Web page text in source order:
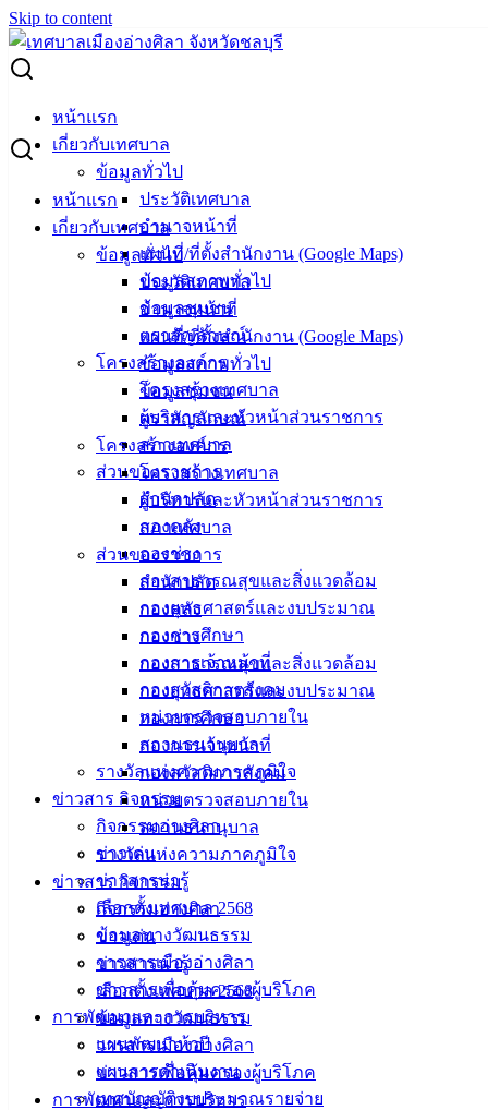
Skip to content
หน้าแรก
เกี่ยวกับเทศบาล
ข้อมูลทั่วไป
ประวัติเทศบาล
อำนาจหน้าที่
แผนที่/ที่ตั้งสำนักงาน (Google Maps)
ข้อมูลสภาพทั่วไป
ข้อมูลชุมชน
ตราสัญลักษณ์
โครงสร้างองค์กร
โครงสร้างเทศบาล
ผู้บริหารและหัวหน้าส่วนราชการ
สภาเทศบาล
ส่วนของราชการ
สำนักปลัด
กองคลัง
กองช่าง
กองสาธารณสุขและสิ่งแวดล้อม
กองยุทธศาสตร์และงบประมาณ
กองการศึกษา
กองการเจ้าหน้าที่
กองสวัสดิการสังคม
หน่วยตรวจสอบภายใน
สถานธนานุบาล
รางวัลแห่งความภาคภูมิใจ
ข่าวสาร กิจกรรม
กิจกรรมอ่างศิลา
ข่าวเด่น
ข่าวสารน่ารู้
เลือกตั้งเทศบาล 2568
ข้อมูลทางวัฒนธรรม
วารสารเมืองอ่างศิลา
ข่าวสารเพื่อคุ้มครองผู้บริโภค
การพัฒนาและการบริหาร
แผนพัฒนาห้าปี
แผนการดำเนินงาน
เทศบัญญัติงบประมาณรายจ่าย
หน้าแรก
เกี่ยวกับเทศบาล
ข้อมูลทั่วไป
ประวัติเทศบาล
อำนาจหน้าที่
แผนที่/ที่ตั้งสำนักงาน (Google Maps)
ข้อมูลสภาพทั่วไป
ข้อมูลชุมชน
ตราสัญลักษณ์
โครงสร้างองค์กร
โครงสร้างเทศบาล
ผู้บริหารและหัวหน้าส่วนราชการ
สภาเทศบาล
ส่วนของราชการ
สำนักปลัด
กองคลัง
กองช่าง
กองสาธารณสุขและสิ่งแวดล้อม
กองยุทธศาสตร์และงบประมาณ
กองการศึกษา
กองการเจ้าหน้าที่
กองสวัสดิการสังคม
หน่วยตรวจสอบภายใน
สถานธนานุบาล
รางวัลแห่งความภาคภูมิใจ
ข่าวสาร กิจกรรม
กิจกรรมอ่างศิลา
ข่าวเด่น
ข่าวสารน่ารู้
เลือกตั้งเทศบาล 2568
ข้อมูลทางวัฒนธรรม
วารสารเมืองอ่างศิลา
ข่าวสารเพื่อคุ้มครองผู้บริโภค
การพัฒนาและการบริหาร
Search for:
ผู้ชนะการเสนอราคา ซ่อมเครื่องทำลายเอกสาร
ผู้ชนะการเสนอราคา ซ่อมเครื่องทำลาย
เอกสาร
มีนาคม 7, 2025 มีนาคม 7, 2025
ประกาศผู้ชนะ
ซ่อมเครื่องทำลายเอกสารดาวน์โหลด
เทศบาล
เมืองอ่าง